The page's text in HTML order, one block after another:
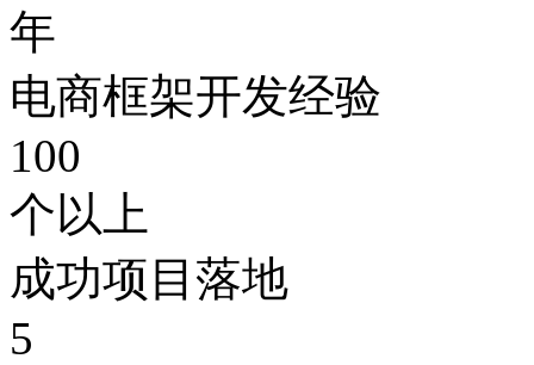
年
电商框架开发经验
100
个以上
成功项目落地
5